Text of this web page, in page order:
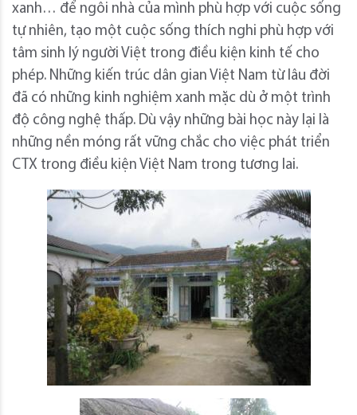
xanh… để ngôi nhà của mình phù hợp với cuộc sống
tự nhiên, tạo một cuộc sống thích nghi phù hợp với
tâm sinh lý người Việt trong điều kiện kinh tế cho
phép. Những kiến trúc dân gian Việt Nam từ lâu đời
đã có những kinh nghiệm xanh mặc dù ở một trình
độ công nghệ thấp. Dù vậy những bài học này lại là
những nền móng rất vững chắc cho việc phát triển
CTX trong điều kiện Việt Nam trong tương lai.